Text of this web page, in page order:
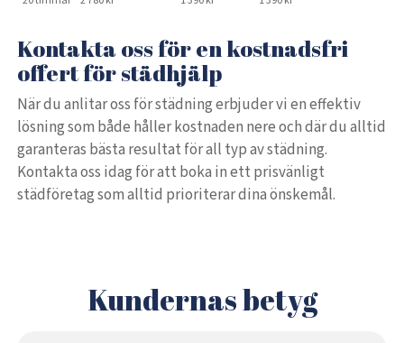
Kontakta oss för en kostnadsfri
offert för städhjälp
När du anlitar oss för städning erbjuder vi en effektiv
lösning som både håller kostnaden nere och där du alltid
garanteras bästa resultat för all typ av städning.
Kontakta oss idag för att boka in ett prisvänligt
städföretag som alltid prioriterar dina önskemål.
Kundernas betyg